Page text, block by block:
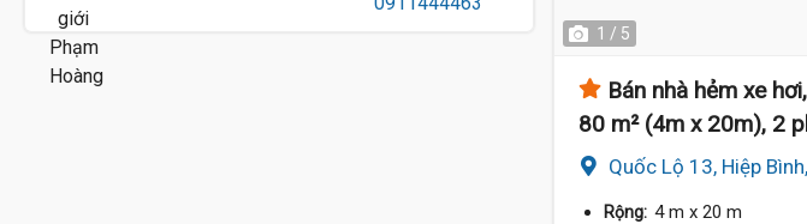
1 / 5
Bán nhà hẻm xe
80 m² (4m x 20m), 2
Quốc Lộ 13, Hiệp
Rộng: 4 m x 20 m